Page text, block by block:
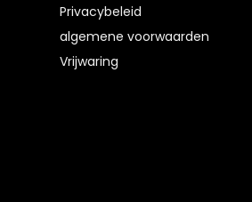
Privacybeleid
algemene voorwaarden
Vrijwaring